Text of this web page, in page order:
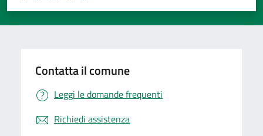
Valuta 5 stelle su 5
Valuta 4 stelle su 5
Valuta 3 stelle su 5
Valuta 2 stelle su 5
Valuta 1 stelle su 5
Contatta il comune
Leggi le domande frequenti
Richiedi assistenza